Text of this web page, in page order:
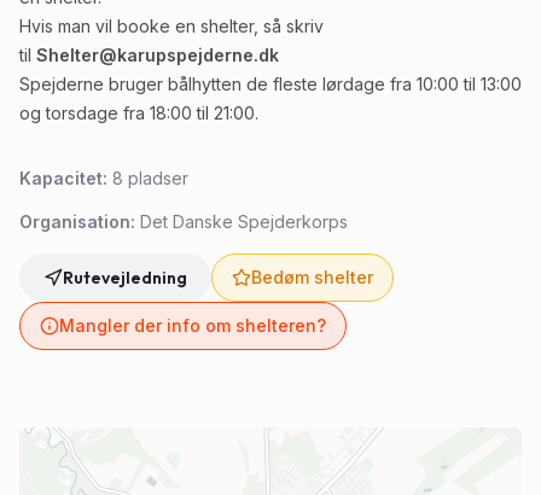
Hvis man vil booke en shelter, så skriv
til Shelter@karupspejderne.dk
Spejderne bruger bålhytten de fleste lørdage fra 10:00 til 13:00
og torsdage fra 18:00 til 21:00.
Kapacitet: 8 pladser
Organisation: Det Danske Spejderkorps
Rutevejledning Bedøm shelter
Mangler der info om shelteren?